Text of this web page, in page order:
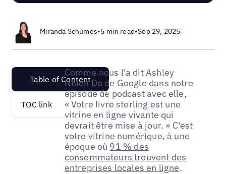
Miranda Schumes•5 min read•Sep 29, 2025
Table of Content
TOC link
Comme nous l'a dit Ashley
Nhien Do de Google dans notre
épisode de podcast avec elle,
« Votre livre sterling est une
vitrine en ligne vivante qui
devrait être mise à jour. » C'est
votre vitrine numérique, à une
époque où 91 % des
consommateurs trouvent des
entreprises locales en ligne.